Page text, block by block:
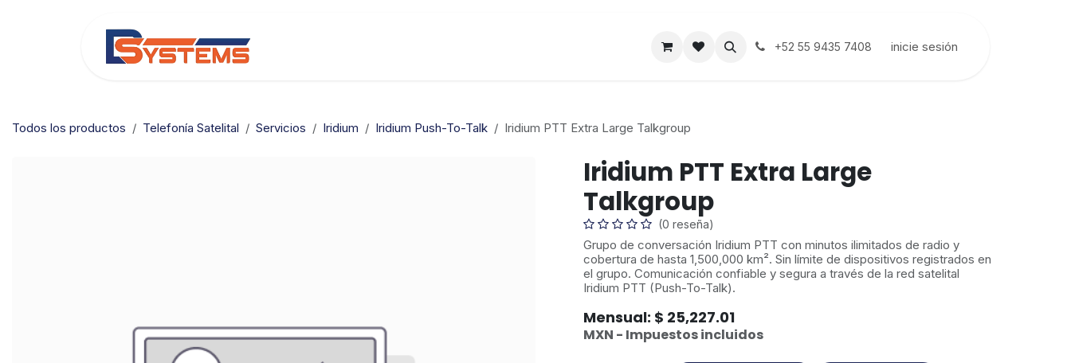
+52 55 9435 7408 inicie sesión
Todos los productos Telefonía Satelital Servicios Iridium Iridium Push-To-Talk Iridium PTT Extra Large Talkgroup
Iridium PTT Extra Large
Talkgroup
(0 reseña)
Grupo de conversación Iridium PTT con minutos ilimitados de radio y
cobertura de hasta 1,500,000 km². Sin límite de dispositivos registrados en
el grupo. Comunicación confiable y segura a través de la red satelital
Iridium PTT (Push-To-Talk).
Mensual: $ 25,227.01
MXN - Impuestos incluidos